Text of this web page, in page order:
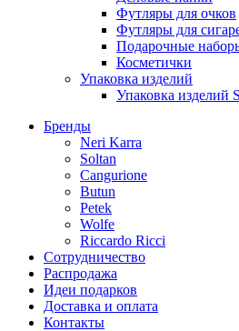
Футляры для очков
Футляры для
Подарочные
Косметички
Упаковка изделий
Упаковка изделий
Бренды
Neri Karra
Soltan
Cangurione
Butun
Petek
Wolfe
Riccardo Ricci
Сотрудничество
Распродажа
Идеи подарков
Доставка и оплата
Контакты